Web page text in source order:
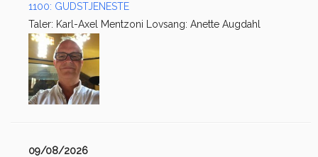
1100: GUDSTJENESTE
Taler: Karl-Axel Mentzoni Lovsang: Anette Augdahl
09/08/2026